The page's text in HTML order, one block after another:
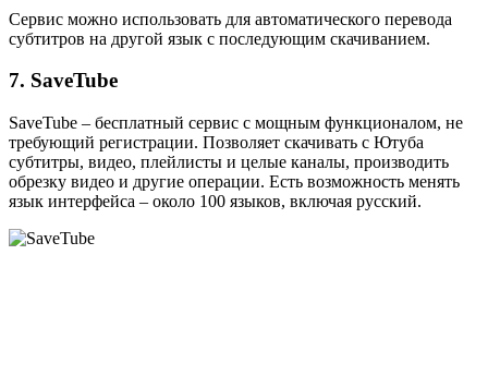
Сервис можно использовать для автоматического перевода
субтитров на другой язык с последующим скачиванием.
7. SaveTube
SaveTube – бесплатный сервис с мощным функционалом, не
требующий регистрации. Позволяет скачивать с Ютуба
субтитры, видео, плейлисты и целые каналы, производить
обрезку видео и другие операции. Есть возможность менять
язык интерфейса – около 100 языков, включая русский.